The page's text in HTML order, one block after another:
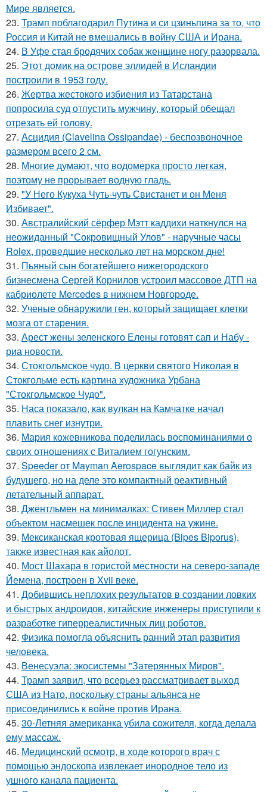
Мире является.
23. Трамп поблагодарил Путина и си цзиньпина за то, что
Россия и Китай не вмешались в войну США и Ирана.
24. В Уфе стая бродячих собак женщине ногу разорвала.
25. Этот домик на острове эллидей в Исландии
построили в 1953 году.
26. Жертва жестокого избиения из Татарстана
попросила суд отпустить мужчину, который обещал
отрезать ей голову.
27. Асцидия (Clavelina Ossipandae) - беспозвоночное
размером всего 2 см.
28. Многие думают, что водомерка просто легкая,
поэтому не прорывает водную гладь.
29. "У Него Кукуха Чуть-чуть Свистанет и он Меня
Избивает".
30. Австралийский сёрфер Мэтт каддихи наткнулся на
неожиданный "Сокровищный Улов" - наручные часы
Rolex, проведшие несколько лет на морском дне!
31. Пьяный сын богатейшего нижегородского
бизнесмена Сергей Корнилов устроил массовое ДТП на
кабриолете Mercedes в нижнем Новгороде.
32. Ученые обнаружили ген, который защищает клетки
мозга от старения.
33. Арест жены зеленского Елены готовят сап и Набу -
риа новости.
34. Стокгольмское чудо. В церкви святого Николая в
Стокгольме есть картина художника Урбана
"Стокгольмское Чудо".
35. Наса показало, как вулкан на Камчатке начал
плавить снег изнутри.
36. Мария кожевникова поделилась воспоминаниями о
своих отношениях с Виталием гогунским.
37. Speeder от Mayman Aerospace выглядит как байк из
будущего, но на деле это компактный реактивный
летательный аппарат.
38. Джентльмен на минималках: Стивен Миллер стал
объектом насмешек после инцидента на ужине.
39. Мексиканская кротовая ящерица (Bipes Biporus),
также известная как айолот.
40. Мост Шахара в гористой местности на северо-западе
Йемена, построен в Xvii веке.
41. Добившись неплохих результатов в создании ловких
и быстрых андроидов, китайские инженеры приступили к
разработке гиперреалистичных лиц роботов.
42. Физика помогла объяснить ранний этап развития
человека.
43. Венесуэла: экосистемы "Затерянных Миров".
44. Трамп заявил, что всерьез рассматривает выход
США из Нато, поскольку страны альянса не
присоединились к войне против Ирана.
45. 30-Летняя американка убила сожителя, когда делала
ему массаж.
46. Медицинский осмотр, в ходе которого врач с
помощью эндоскопа извлекает инородное тело из
ушного канала пациента.